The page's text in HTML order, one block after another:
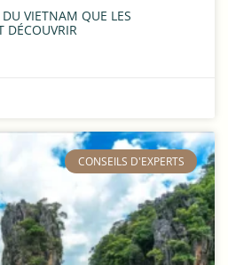
DU VIETNAM QUE LES
DÉCOUVRIR
​CONSEILS D'EXPERTS